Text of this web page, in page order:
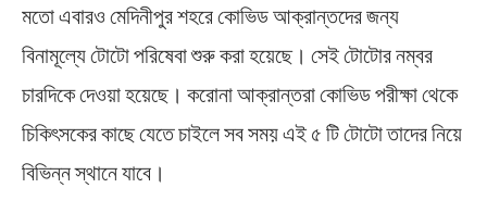
মতো এবারও মেদিনীপুর শহরে কোভিড আক্রান্তদের জন্য
বিনামূল্যে টোটো পরিষেবা শুরু করা হয়েছে। সেই টোটোর নম্বর
চারদিকে দেওয়া হয়েছে। করোনা আক্রান্তরা কোভিড পরীক্ষা থেকে
চিকিৎসকের কাছে যেতে চাইলে সব সময় এই ৫ টি টোটো তাদের নিয়ে
বিভিন্ন স্থানে যাবে।